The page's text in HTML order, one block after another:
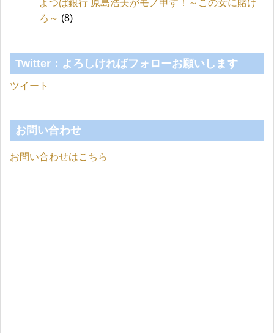
よつば銀行 原島浩美がモノ申す！～この女に賭け
ろ～ (8)
Twitter：よろしければフォローお願いします
ツイート
お問い合わせ
お問い合わせはこちら